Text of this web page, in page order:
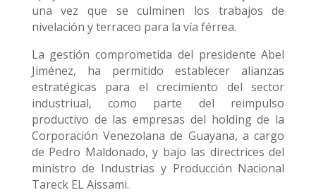
una vez que se culminen los trabajos de
nivelación y terraceo para la vía férrea.
La gestión comprometida del presidente Abel
Jiménez, ha permitido establecer alianzas
estratégicas para el crecimiento del sector
industriual, como parte del reimpulso
productivo de las empresas del holding de la
Corporación Venezolana de Guayana, a cargo
de Pedro Maldonado, y bajo las directrices del
ministro de Industrias y Producción Nacional
Tareck EL Aissami.